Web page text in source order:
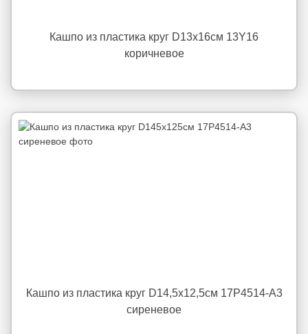
Кашпо из пластика круг D13х16см 13Y16
коричневое
Кашпо из пластика круг D14,5х12,5см 17P4514-A3
сиреневое